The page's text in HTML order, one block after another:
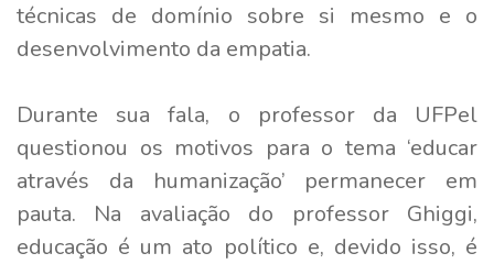
técnicas de domínio sobre si mesmo e o
desenvolvimento da empatia.
Durante sua fala, o professor da UFPel
questionou os motivos para o tema ‘educar
através da humanização’ permanecer em
pauta. Na avaliação do professor Ghiggi,
educação é um ato político e, devido isso, é